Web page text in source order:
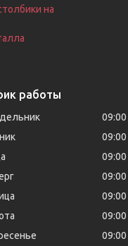
на
работы
09:00
09:00
09:00
09:00
09:00
09:00
09:00